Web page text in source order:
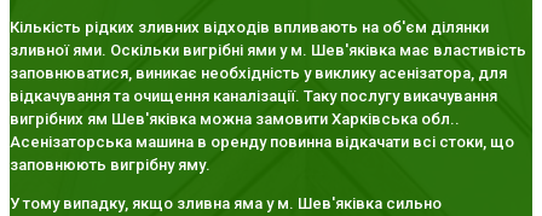
Кількість рідких зливних відходів впливають на об'єм ділянки
зливної ями. Оскільки вигрібні ями у м. Шев'яківка має властивість
заповнюватися, виникає необхідність у виклику асенізатора, для
відкачування та очищення каналізації. Таку послугу викачування
вигрібних ям Шев'яківка можна замовити Харківська обл..
Асенізаторська машина в оренду повинна відкачати всі стоки, що
заповнюють вигрібну яму.
У тому випадку, якщо зливна яма у м. Шев'яківка сильно